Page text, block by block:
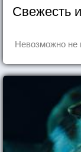
Свежесть
Невозможно не